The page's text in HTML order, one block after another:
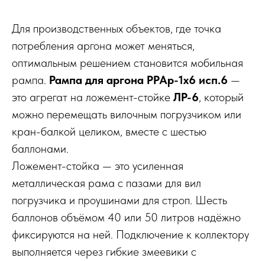
Для производственных объектов, где точка
потребления аргона может меняться,
оптимальным решением становится мобильная
рампа. Рампа для аргона РРАр-1х6 исп.6 —
это агрегат на ложемент-стойке ЛР-6, который
можно перемещать вилочным погрузчиком или
кран-балкой целиком, вместе с шестью
баллонами.
Ложемент-стойка — это усиленная
металлическая рама с пазами для вил
погрузчика и проушинами для строп. Шесть
баллонов объёмом 40 или 50 литров надёжно
фиксируются на ней. Подключение к коллектору
выполняется через гибкие змеевики с